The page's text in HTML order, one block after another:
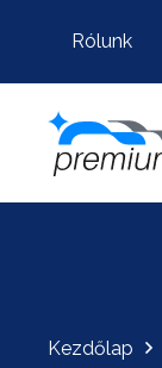
Rólunk
Kezdőlap